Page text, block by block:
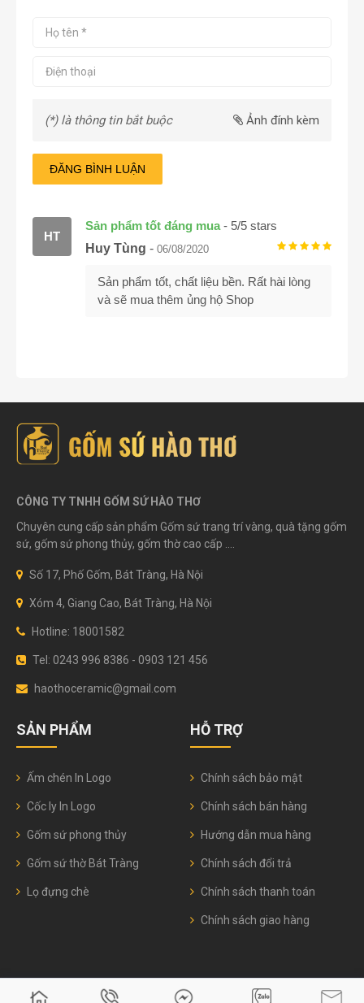
(*) là thông tin bắt buộc Ảnh đính kèm
ĐĂNG BÌNH LUẬN
Sản phẩm tốt đáng mua- 5/5 stars
HT
Huy Tùng - 06/08/2020
Sản phẩm tốt, chất liệu bền. Rất hài lòng
và sẽ mua thêm ủng hộ Shop
CÔNG TY TNHH GỐM SỨ HÀO THƠ
Chuyên cung cấp sản phẩm Gốm sứ trang trí vàng, quà tặng gốm
sứ, gốm sứ phong thủy, gốm thờ cao cấp ....
Số 17, Phố Gốm, Bát Tràng, Hà Nội
Xóm 4, Giang Cao, Bát Tràng, Hà Nội
Hotline: 18001582
Tel: 0243 996 8386 - 0903 121 456
haothoceramic@gmail.com
SẢN PHẨM
Ấm chén In Logo
Cốc ly In Logo
Gốm sứ phong thủy
Gốm sứ thờ Bát Tràng
Lọ đựng chè
HỖ TRỢ
Chính sách bảo mật
Chính sách bán hàng
Hướng dẫn mua hàng
Chính sách đổi trả
Chính sách thanh toán
Chính sách giao hàng